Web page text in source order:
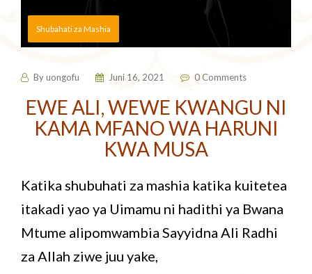
Shubahati za Mashia
Byuongofu Juni 16, 2021 0 Comments
EWE ALI, WEWE KWANGU NI
KAMA MFANO WA HARUNI
KWA MUSA
Katika shubuhati za mashia katika kuitetea
itakadi yao ya Uimamu ni hadithi ya Bwana
Mtume alipomwambia Sayyidna Ali Radhi
za Allah ziwe juu yake,